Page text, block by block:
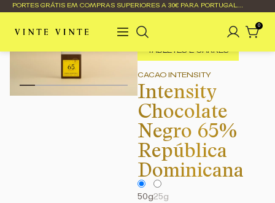
PORTES GRÁTIS EM COMPRAS SUPERIORES A 30€ PARA PORTUGAL
0
TABLETES E CARRÉS
CACAO INTENSITY
Intensity
Chocolate
Negro 65%
República
Dominicana
50g25g